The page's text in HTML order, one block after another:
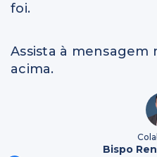
foi.
Assista à mensagem
acima.
Bispo